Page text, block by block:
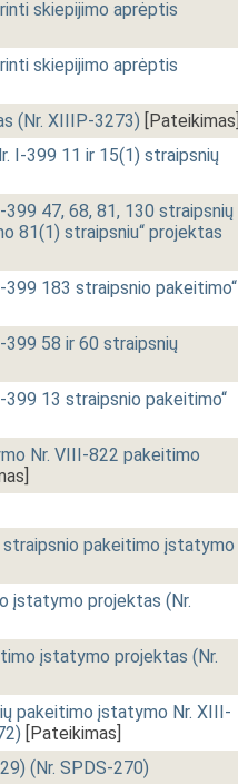
skiepijimo aprėptis
skiepijimo aprėptis
(Nr. XIIIP-3273) [Pateikimas]
I-399 11 ir 15(1) straipsnių
47, 68, 81, 130 straipsnių
81(1) straipsniu“ projektas
183 straipsnio pakeitimo“
58 ir 60 straipsnių
13 straipsnio pakeitimo“
Nr. VIII-822 pakeitimo
straipsnio pakeitimo įstatymo
įstatymo projektas (Nr.
įstatymo projektas (Nr.
pakeitimo įstatymo Nr. XIII-
[Pateikimas]
(Nr. SPDS-270)